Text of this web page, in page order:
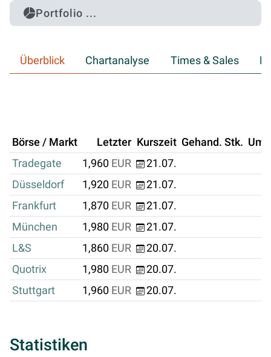
Portfolio ...
Überblick Chartanalyse Times & Sales
Börse / Markt Letzter Kurszeit Gehand. Stk.
Tradegate
1,960 EUR
21.07.
Düsseldorf
1,920 EUR
21.07.
Frankfurt
1,870 EUR
21.07.
München
1,980 EUR
21.07.
L&S
1,860 EUR
20.07.
Quotrix
1,980 EUR
20.07.
Stuttgart
1,960 EUR 20.07.
Statistiken